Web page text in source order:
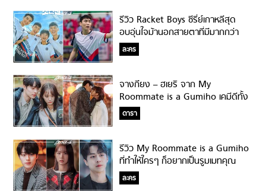
รีวิว Racket Boys ซีรี่ย์เกาหลีสุด
อบอุ่นใจม้านอกสายตาที่มีมากกว่า
เรื่องกีฬา อยากแนะนำให้ดูสักครั้งใน
ชีวิต!
ละคร
จางกียง – ฮเยริ จาก My
Roommate is a Gumiho เคมีดีทั้ง
ในและนอกจอ จริงๆ เคยร่วมงานกัน
มาแล้ว!
ดารา
รีวิว My Roommate is a Gumiho
ที่ทำให้ใครๆ ก็อยากเป็นรูมเมทคุณ
จิ้งจอกเก้าหาง!
ละคร